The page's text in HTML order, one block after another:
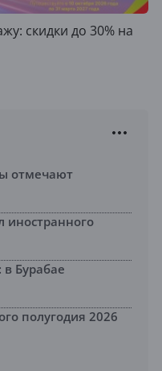
скидки до 30% на
отмечают
иностранного
в Бурабае
полугодия 2026